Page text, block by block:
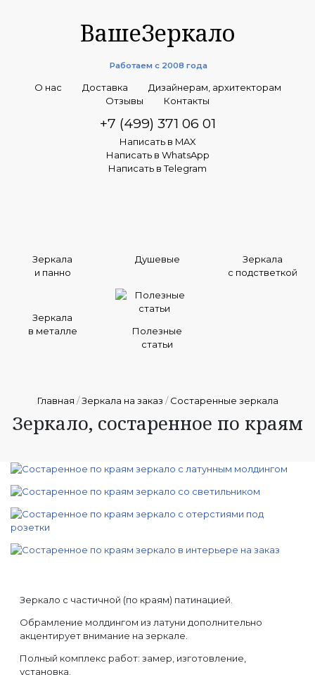
ВашеЗеркало
Работаем с 2008 года
О нас Доставка
Дизайнерам, архитекторам
Отзывы
Контакты
+7 (499) 371 06 01
Написать в MAX
Написать в WhatsApp
Написать в Telegram
Зеркала
и панно
Душевые
Зеркала
с подстветкой
Зеркала
в металле
Полезные
статьи
Главная /Зеркала на заказ /Состаренные зеркала
Зеркало, состаренное по краям
Зеркало с частичной (по краям) патинацией.
Обрамление молдингом из латуни дополнительно
акцентирует внимание на зеркале.
Полный комплекс работ: замер, изготовление,
установка.